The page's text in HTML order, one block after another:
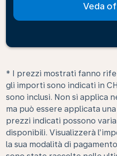
Veda
* I prezzi mostrati fanno
gli importi sono indicati in
sono inclusi. Non si applica
ma può essere applicata
prezzi indicati possono
disponibili. Visualizzerà
la sua modalità di